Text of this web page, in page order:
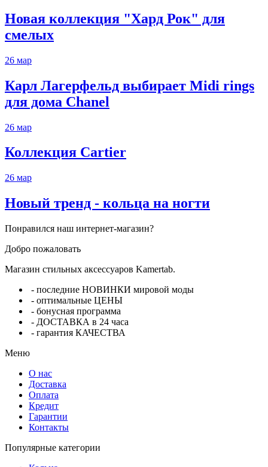
Новая коллекция "Хард Рок" для
смелых
26 мар
Карл Лагерфельд выбирает Midi rings
для дома Chanel
26 мар
Коллекция Cartier
26 мар
Новый тренд - кольца на ногти
Понравился наш интернет-магазин?
Добро пожаловать
Магазин стильных аксессуаров Kamertab.
- последние НОВИНКИ мировой моды
- оптимальные ЦЕНЫ
- бонусная программа
- ДОСТАВКА в 24 часа
- гарантия КАЧЕСТВА
Меню
О нас
Доставка
Оплата
Кредит
Гарантии
Контакты
Популярные категории